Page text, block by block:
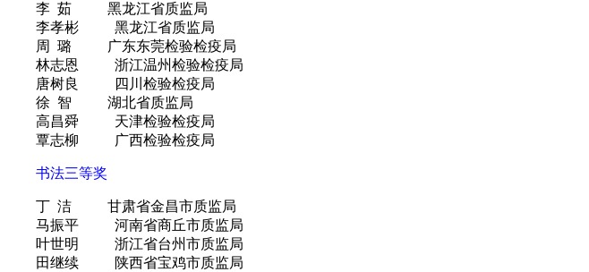
李 茹 黑龙江省质监局
李孝彬 黑龙江省质监局
周 璐 广东东莞检验检疫局
林志恩 浙江温州检验检疫局
唐树良 四川检验检疫局
徐 智 湖北省质监局
高昌舜 天津检验检疫局
覃志柳 广西检验检疫局
书法三等奖
丁 洁 甘肃省金昌市质监局
马振平 河南省商丘市质监局
叶世明 浙江省台州市质监局
田继续 陕西省宝鸡市质监局